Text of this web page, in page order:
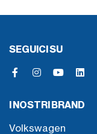
SEGUICI SU
I NOSTRI BRAND
Volkswagen